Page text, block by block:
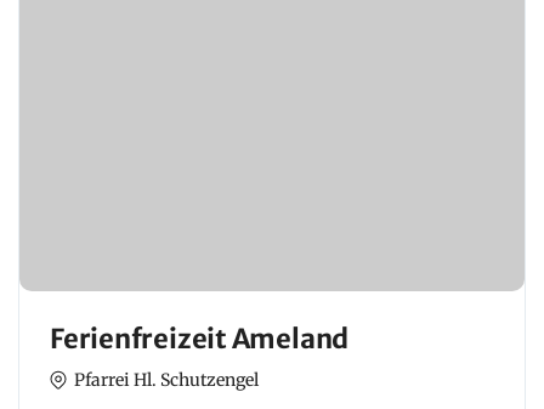
Ferienfreizeit Ameland
Pfarrei Hl. Schutzengel